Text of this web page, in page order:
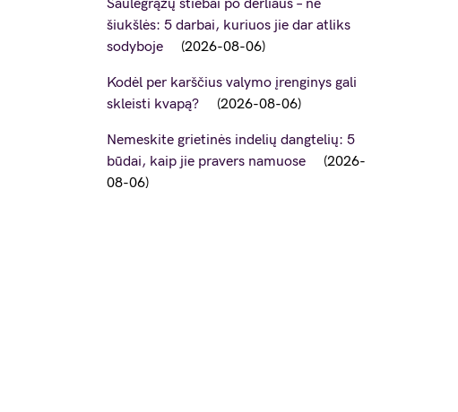
Saulėgrąžų stiebai po derliaus – ne
šiukšlės: 5 darbai, kuriuos jie dar atliks
sodyboje
2026-08-06
Kodėl per karščius valymo įrenginys gali
skleisti kvapą?
2026-08-06
Nemeskite grietinės indelių dangtelių: 5
būdai, kaip jie pravers namuose
2026-
08-06